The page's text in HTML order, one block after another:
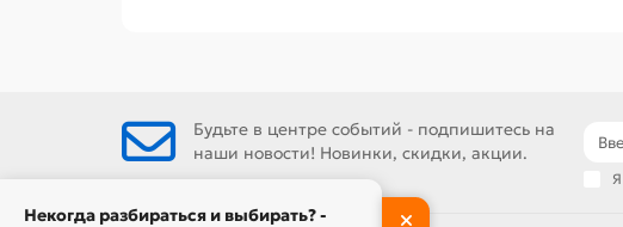
Будьте в центре событий - подпишитесь на
наши новости! Новинки, скидки, акции.
Некогда разбираться и выбирать? -